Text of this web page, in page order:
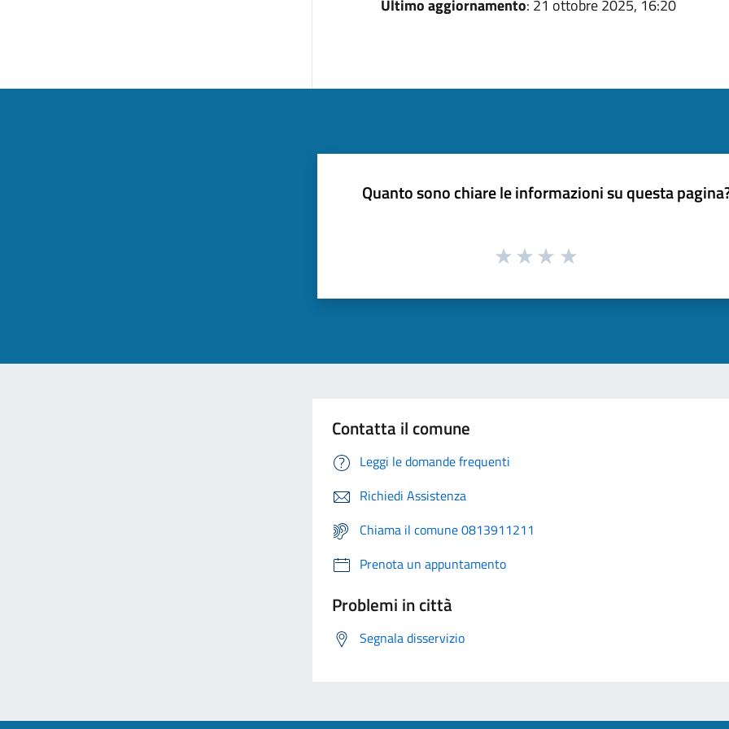
Ultimo aggiornamento: 21 ottobre 2025, 16:20
Quanto sono chiare le informazioni su questa
Contatta il comune
Leggi le domande frequenti
Richiedi Assistenza
Chiama il comune 0813911211
Prenota un appuntamento
Problemi in città
Segnala disservizio